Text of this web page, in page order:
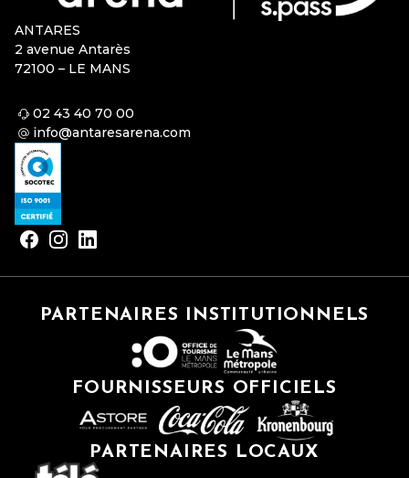
ANTARES
2 avenue Antarès
72100 – LE MANS
02 43 40 70 00
info@antaresarena.com
PARTENAIRES INSTITUTIONNELS
FOURNISSEURS OFFICIELS
PARTENAIRES LOCAUX